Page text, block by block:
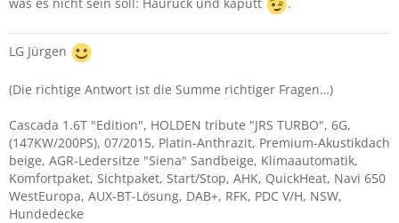
LG Jürgen
(Die richtige Antwort ist die Summe richtiger Fragen…)
Cascada 1.6T "Edition", HOLDEN tribute "JRS TURBO", 6G,
(147KW/200PS), 07/2015, Platin-Anthrazit, Premium-Akustikdach
beige, AGR-Ledersitze "Siena" Sandbeige, Klimaautomatik,
Komfortpaket, Sichtpaket, Start/Stop, AHK, QuickHeat, Navi 650
WestEuropa, AUX-BT-Lösung, DAB+, RFK, PDC V/H, NSW,
Hundedecke